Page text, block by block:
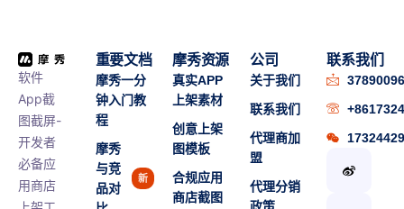
软件
App截
图截屏-
开发者
必备应
用商店
重要文档
摩秀一分
钟入门教
程
摩秀
与竞
品对
新
摩秀资源
真实APP
上架素材
创意上架
图模板
合规应用
商店截图
公司
关于我们
联系我们
代理商加
盟
代理分销
联系我们